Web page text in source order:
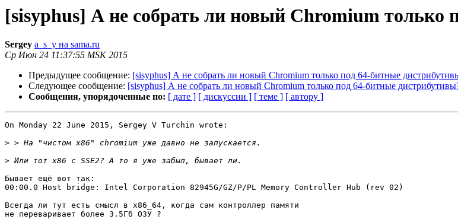
[sisyphus] А не собрать ли новый Chromium только
Sergey a_s_y на sama.ru
Ср Июн 24 11:37:55 MSK 2015
Предыдущее сообщение: [sisyphus] А не собрать ли новый Chromium только под 64-битные
Следующее сообщение: [sisyphus] А не собрать ли новый Chromium только под 64-битные
Сообщения, упорядоченные по: [ дате ] [ дискуссии ] [ теме ] [ автору ]
On Monday 22 June 2015, Sergey V Turchin wrote:
>
>
Бывает ещё вот так:
00:00.0 Host bridge: Intel Corporation 82945G/GZ/P/PL Memory Controller Hub (rev 02)
Всегда ли тут есть смысл в x86_64, когда сам контроллер памяти
не переваривает более 3.5Гб ОЗУ ?